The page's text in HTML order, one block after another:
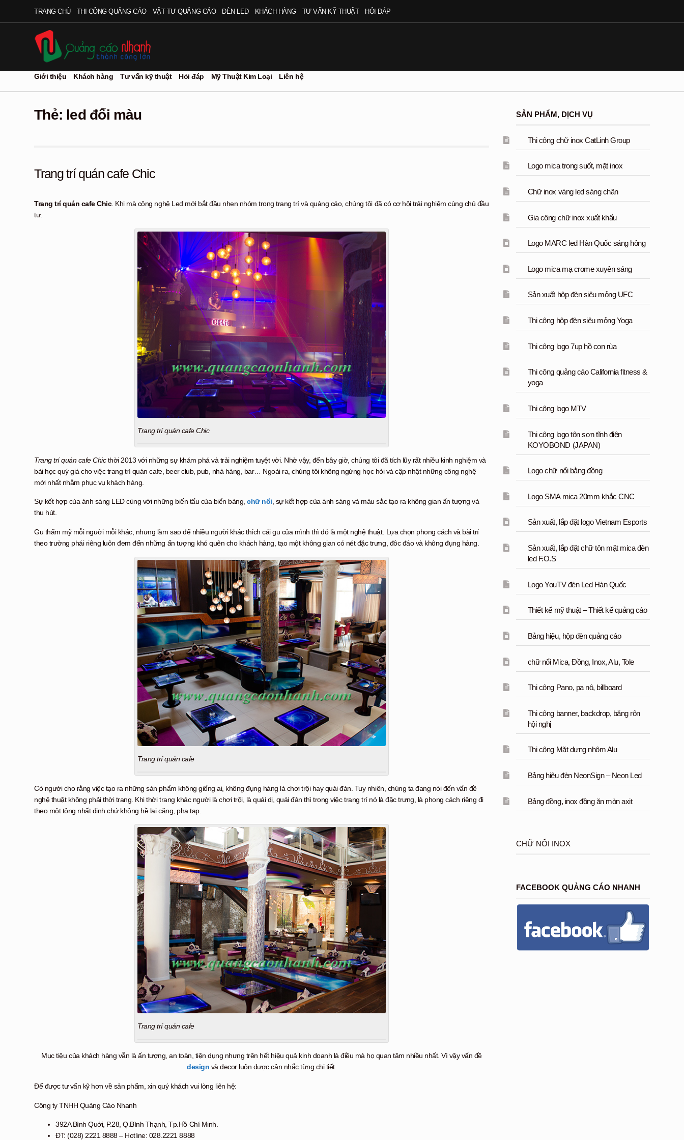
Đi
đến
Điều
hướng
Chuyển
đến
nội
dung
TRANG CHỦ THI CÔNG QUẢNG CÁO VẬT TƯ QUẢNG CÁO ĐÈN LED KHÁCH HÀNG TƯ VẤN KỸ THUẬT HỎI ĐÁP
Giới thiệu Khách hàng Tư vấn kỹ thuật Hỏi đáp Mỹ Thuật Kim Loại Liên hệ
Thẻ: led đổi màu
Trang trí quán cafe Chic
Trang trí quán cafe Chic. Khi mà công nghệ Led mới bắt đầu nhen nhóm trong trang trí và quảng cáo, chúng tôi đã có cơ hội trải nghiệm cùng chủ đầu
tư.
Trang trí quán cafe Chic
Trang trí quán cafe Chicthời 2013 với những sự khám phá và trải nghiệm tuyệt vời. Nhờ vậy, đến bây giờ, chúng tôi đã tích lũy rất nhiều kinh nghiệm và
bài học quý giá cho việc trang trí quán cafe, beer club, pub, nhà hàng, bar… Ngoài ra, chúng tôi không ngừng học hỏi và cập nhật những công nghệ
mới nhất nhằm phục vụ khách hàng.
Sự kết hợp của ánh sáng LED cùng với những biến tấu của biển bảng,chữ nổi, sự kết hợp của ánh sáng và mảu sắc tạo ra không gian ấn tượng và
thu hút.
Gu thẩm mỹ mỗi người mỗi khác, nhưng làm sao để nhiều người khác thích cái gu của mình thì đó là một nghệ thuật. Lựa chọn phong cách và bài trí
theo trường phái riêng luôn đem đến những ấn tượng khó quên cho khách hàng, tạo một không gian có nét đặc trưng, đôc đáo và không đụng hàng.
Trang trí quán cafe
Có người cho rằng việc tạo ra những sản phẩm không giống ai, không đụng hàng là chơi trội hay quái đản. Tuy nhiên, chúng ta đang nói đến vấn đề
nghệ thuật không phải thời trang. Khi thời trang khác người là chơi trội, là quái dị, quái đản thì trong việc trang trí nó là đặc trưng, là phong cách riêng đi
theo một tông nhất định chứ không hề lai căng, pha tạp.
Trang trí quán cafe
Mục tiệu của khách hàng vẫn là ấn tượng, an toàn, tiện dụng nhưng trên hết hiệu quả kinh doanh là điều mà họ quan tâm nhiều nhất. Vì vậy vấn đề
design và decor luôn được cân nhắc từng chi tiết.
Để được tư vấn kỹ hơn về sản phẩm, xin quý khách vui lòng liên hệ:
Công ty TNHH Quảng Cáo Nhanh
392A Bình Quới, P.28, Q.Bình Thạnh, Tp.Hồ Chí Minh.
ĐT: (028) 2221 8888 – Hotline: 028.2221 8888
SẢN PHẨM, DỊCH VỤ
Thi công chữ inox CatLinh Group
Logo mica trong suốt, mặt inox
Chữ inox vàng led sáng chân
Gia công chữ inox xuất khẩu
Logo MARC led Hàn Quốc sáng hông
Logo mica mạ crome xuyên sáng
Sản xuất hộp đèn siêu mỏng UFC
Thi công hộp đèn siêu mỏng Yoga
Thi công logo 7up hồ con rùa
Thi công quảng cáo California fitness &
yoga
Thi công logo MTV
Thi công logo tôn sơn tĩnh điện
KOYOBOND (JAPAN)
Logo chữ nổi bằng đồng
Logo SMA mica 20mm khắc CNC
Sản xuất, lắp đặt logo Vietnam Esports
Sản xuất, lắp đặt chữ tôn mặt mica đèn
led F.O.S
Logo YouTV đèn Led Hàn Quốc
Thiết kế mỹ thuật – Thiết kế quảng cáo
Bảng hiệu, hộp đèn quảng cáo
chữ nổi Mica, Đồng, Inox, Alu, Tole
Thi công Pano, pa nô, billboard
Thi công banner, backdrop, băng rôn
hội nghị
Thi công Mặt dựng nhôm Alu
Bảng hiệu đèn NeonSign – Neon Led
Bảng đồng, inox đồng ăn mòn axit
CHỮ NỔI INOX
FACEBOOK QUẢNG CÁO NHANH